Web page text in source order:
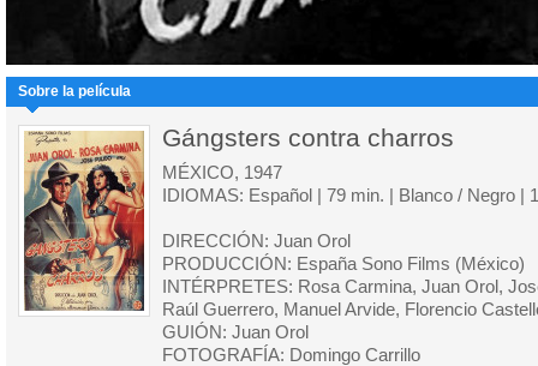
Sobre la película
Gángsters contra charros
MÉXICO, 1947
IDIOMAS: Español | 79 min. | Blanco / Negro |
DIRECCIÓN: Juan Orol
PRODUCCIÓN: España Sono Films (México)
INTÉRPRETES: Rosa Carmina, Juan Orol,
Raúl Guerrero, Manuel Arvide, Florencio
GUIÓN: Juan Orol
FOTOGRAFÍA: Domingo Carrillo